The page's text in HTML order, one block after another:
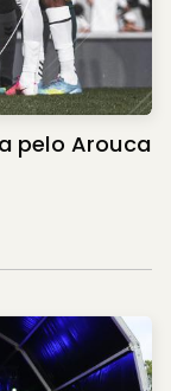
pelo Arouca